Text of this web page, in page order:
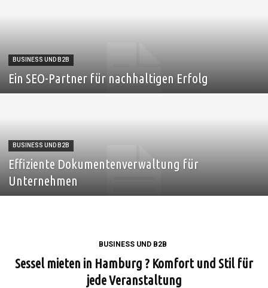
BUSINESS UND B2B
Ein SEO-Partner für nachhaltigen Erfolg
BUSINESS UND B2B
Effiziente Dokumentenverwaltung für
Unternehmen
BUSINESS UND B2B
Sessel mieten in Hamburg ? Komfort und Stil für
jede Veranstaltung